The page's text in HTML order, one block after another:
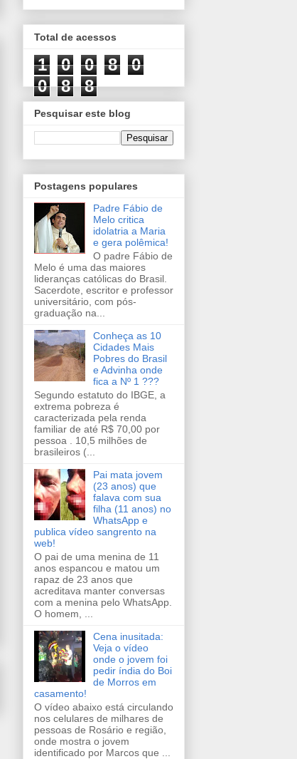
Total de acessos
1 0 0 8
0
0
8 8
Pesquisar este blog
Postagens populares
Padre Fábio de
Melo critica
idolatria a Maria
e gera polêmica!
O padre Fábio de
Melo é uma das maiores
lideranças católicas do Brasil.
Sacerdote, escritor e professor
universitário, com pós-
graduação na...
Conheça as 10
Cidades Mais
Pobres do Brasil
e Advinha onde
fica a Nº 1 ???
Segundo estatuto do IBGE, a
extrema pobreza é
caracterizada pela renda
familiar de até R$ 70,00 por
pessoa . 10,5 milhões de
brasileiros (...
Pai mata jovem
(23 anos) que
falava com sua
filha (11 anos) no
WhatsApp e
publica vídeo sangrento na
web!
O pai de uma menina de 11
anos espancou e matou um
rapaz de 23 anos que
acreditava manter conversas
com a menina pelo WhatsApp.
O homem, ...
Cena inusitada:
Veja o vídeo
onde o jovem foi
pedir índia do Boi
de Morros em
casamento!
O vídeo abaixo está circulando
nos celulares de milhares de
pessoas de Rosário e região,
onde mostra o jovem
identificado por Marcos que ...